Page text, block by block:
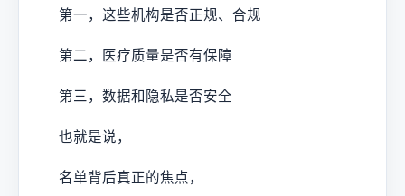
第一，这些机构是否正规、合规
第二，医疗质量是否有保障
第三，数据和隐私是否安全
也就是说，
名单背后真正的焦点，